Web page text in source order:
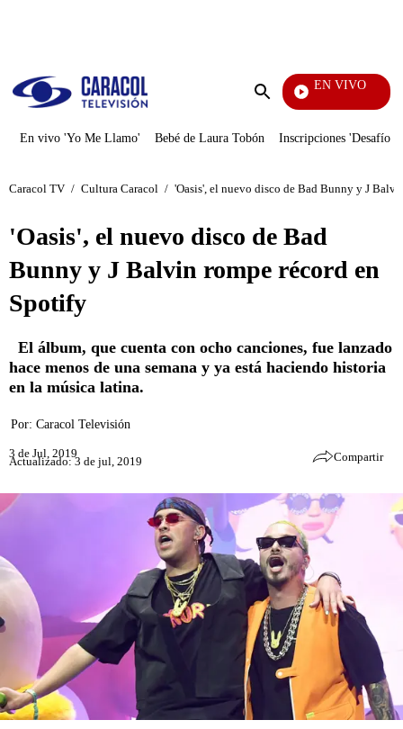
Enviar
EN VIVO
La
En vivo 'Yo Me Llamo' Bebé de Laura Tobón Inscripciones 'Desafío'
Caracol TV / Cultura Caracol / 'Oasis', el nuevo disco de Bad Bunny y J
'Oasis', el nuevo disco de Bad
Bunny y J Balvin rompe récord en
Spotify
El álbum, que cuenta con ocho canciones, fue lanzado
hace menos de una semana y ya está haciendo historia
en la música latina.
Por: Caracol Televisión
3 de Jul, 2019
Actualizado: 3 de jul, 2019 Compartir